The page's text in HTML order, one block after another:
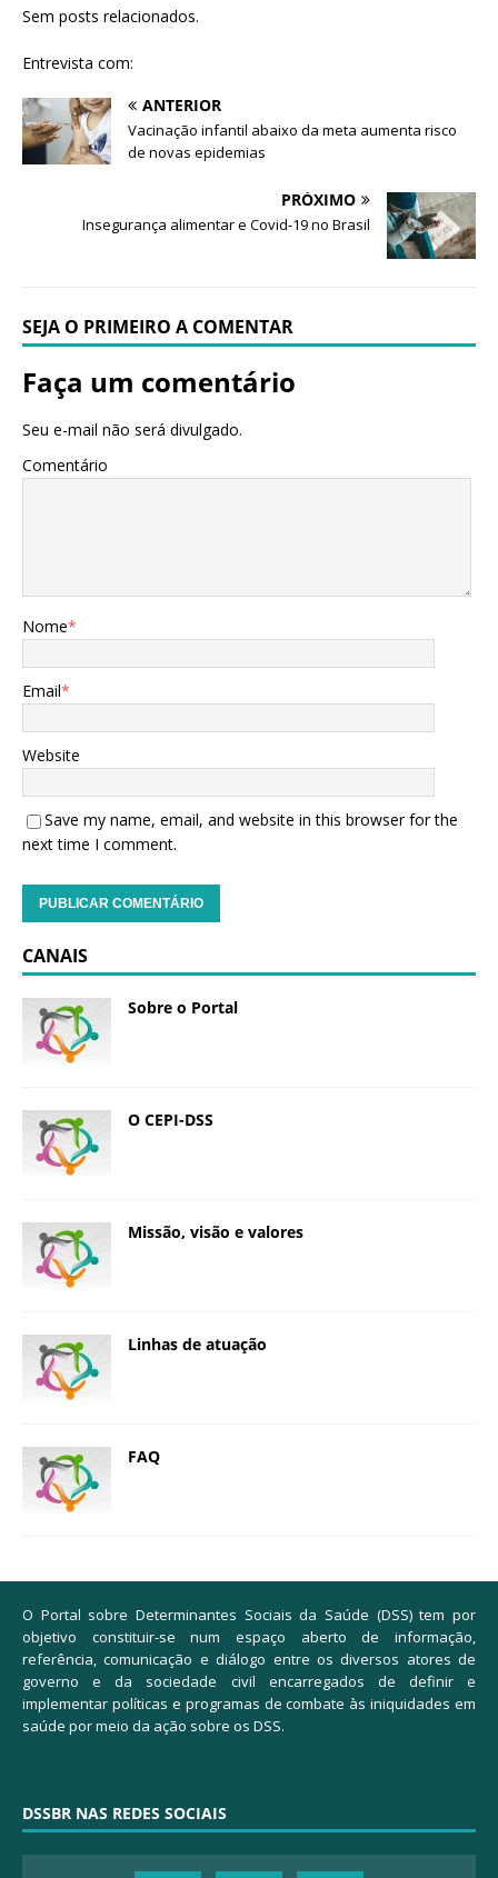
Sem posts relacionados.
Entrevista com:
ANTERIOR
Vacinação infantil abaixo da meta aumenta risco
de novas epidemias
PRÓXIMO
Insegurança alimentar e Covid-19 no Brasil
SEJA O PRIMEIRO A COMENTAR
Faça um comentário
Seu e-mail não será divulgado.
Comentário
Nome*
Email*
Website
Save my name, email, and website in this browser for the
next time I comment.
CANAIS
Sobre o Portal
O CEPI-DSS
Missão, visão e valores
Linhas de atuação
FAQ
O Portal sobre Determinantes Sociais da Saúde (DSS) tem por
objetivo constituir-se num espaço aberto de informação,
referência, comunicação e diálogo entre os diversos atores de
governo e da sociedade civil encarregados de definir e
implementar políticas e programas de combate às iniquidades em
saúde por meio da ação sobre os DSS.
DSSBR NAS REDES SOCIAIS